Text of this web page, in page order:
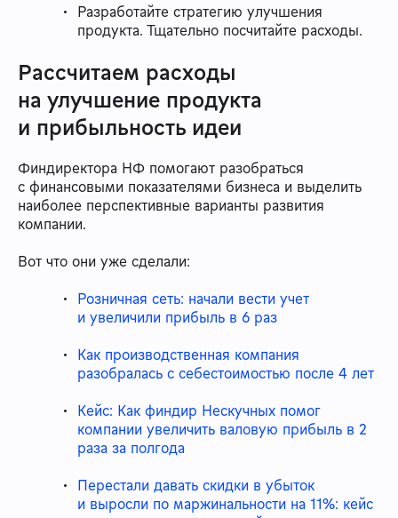
Разработайте стратегию улучшения
продукта. Тщательно посчитайте расходы.
Рассчитаем расходы
на улучшение продукта
и прибыльность идеи
Финдиректора НФ помогают разобраться
с финансовыми показателями бизнеса и выделить
наиболее перспективные варианты развития
компании.
Вот что они уже сделали:
Розничная сеть: начали вести учет
и увеличили прибыль в 6 раз
Как производственная компания
разобралась с себестоимостью после 4 лет
Кейс: Как финдир Нескучных помог
компании увеличить валовую прибыль в 2
раза за полгода
Перестали давать скидки в убыток
и выросли по маржинальности на 11%: кейс